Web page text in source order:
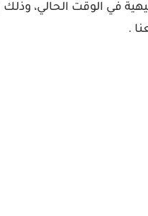
في الوقت الحالي،
.